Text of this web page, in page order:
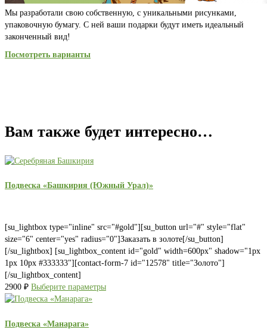
Мы разработали свою собственную, с уникальными рисунками,
упаковочную бумагу. С ней ваши подарки будут иметь идеальный
законченный вид!
Посмотреть варианты
Вам также будет интересно…
Подвеска «Башкирия (Южный Урал)»
[su_lightbox type="inline" src="#gold"][su_button url="#" style="flat"
size="6" center="yes" radius="0"]Заказать в золоте[/su_button]
[/su_lightbox] [su_lightbox_content id="gold" width=600px" shadow="1px
1px 10px #333333"][contact-form-7 id="12578" title="Золото"]
[/su_lightbox_content]
2900 ₽ Выберите параметры
Подвеска «Манарага»